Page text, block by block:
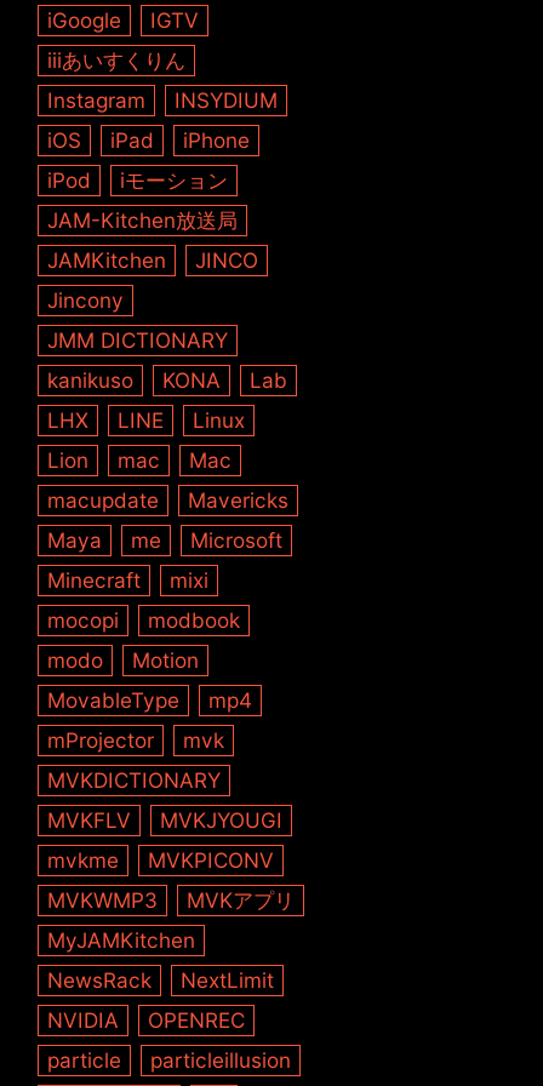
iGoogle
IGTV
iiiあいすくりん
Instagram
INSYDIUM
iOS
iPad
iPhone
iPod
iモーション
JAM-Kitchen放送局
JAMKitchen
JINCO
Jincony
JMM DICTIONARY
kanikuso
KONA
Lab
LHX
LINE
Linux
Lion
mac
Mac
macupdate
Mavericks
Maya
me
Microsoft
Minecraft
mixi
mocopi
modbook
modo
Motion
MovableType
mp4
mProjector
mvk
MVKDICTIONARY
MVKFLV
MVKJYOUGI
mvkme
MVKPICONV
MVKWMP3
MVKアプリ
MyJAMKitchen
NewsRack
NextLimit
NVIDIA
OPENREC
particle
particleillusion